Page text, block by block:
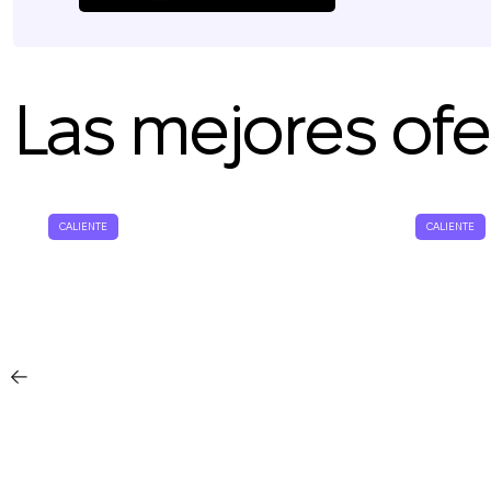
Las mejores
CALIENTE CALIENTE